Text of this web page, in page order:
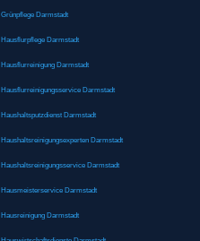
Grünpflege Darmstadt
Hausflurpflege Darmstadt
Hausflurreinigung Darmstadt
Hausflurreinigungsservice Darmstadt
Haushaltsputzdienst Darmstadt
Haushaltsreinigungsexperten Darmstadt
Haushaltsreinigungsservice Darmstadt
Hausmeisterservice Darmstadt
Hausreinigung Darmstadt